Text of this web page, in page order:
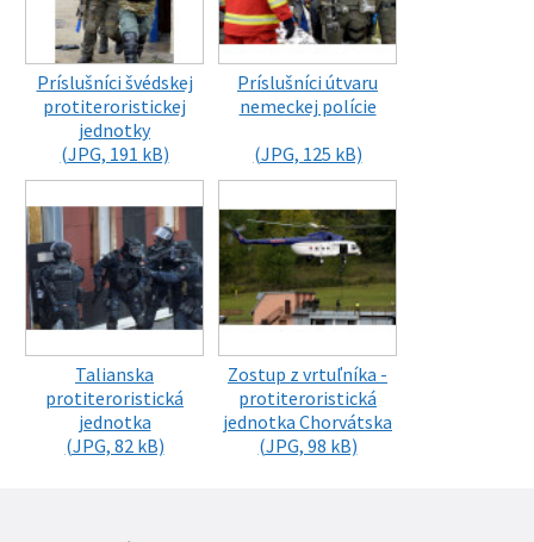
Príslušníci švédskej
protiteroristickej
jednotky
(JPG, 191 kB)
Príslušníci útvaru
nemeckej polície
(JPG, 125 kB)
Talianska
protiteroristická
jednotka
(JPG, 82 kB)
Zostup z vrtuľníka -
protiteroristická
jednotka Chorvátska
(JPG, 98 kB)